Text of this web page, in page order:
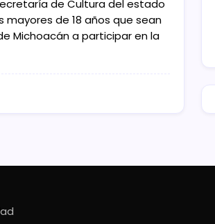
de Cultura del estado
mayores de 18 años que sean
Michoacán a participar en la